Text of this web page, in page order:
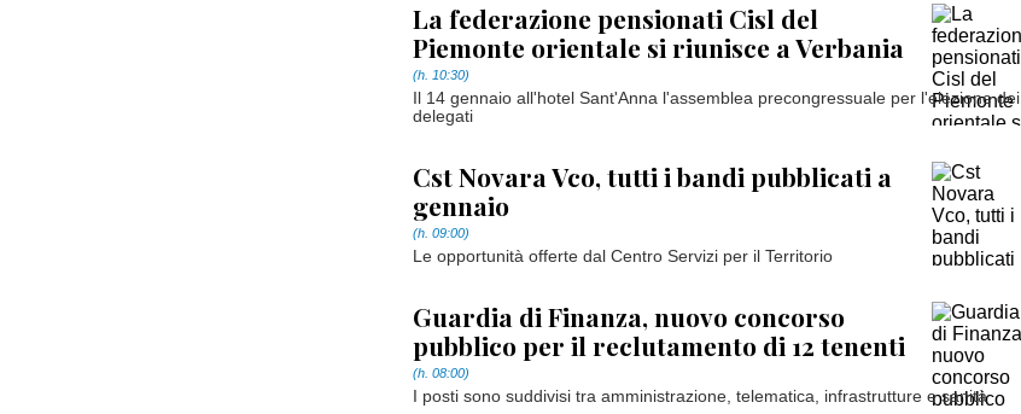
La federazione pensionati Cisl del
Piemonte orientale si riunisce a Verbania
(h. 10:30)
Il 14 gennaio all'hotel Sant'Anna l'assemblea precongressuale per l'elezione dei
delegati
Cst Novara Vco, tutti i bandi pubblicati a
gennaio
(h. 09:00)
Le opportunità offerte dal Centro Servizi per il Territorio
Guardia di Finanza, nuovo concorso
pubblico per il reclutamento di 12 tenenti
(h. 08:00)
I posti sono suddivisi tra amministrazione, telematica, infrastrutture e sanità